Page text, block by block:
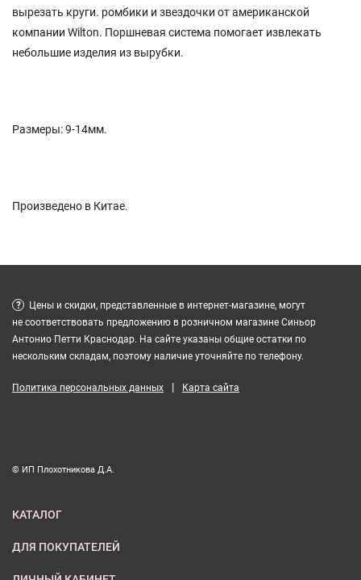
вырезать круги. ромбики и звездочки от американской
компании Wilton. Поршневая система помогает извлекать
небольшие изделия из вырубки.
Размеры: 9-14мм.
Произведено в Китае.
?
Цены и скидки, представленные в интернет-магазине, могут
не соответствовать предложению в розничном магазине Синьор
Антонио Петти Краснодар. На сайте указаны общие остатки по
нескольким складам, поэтому наличие уточняйте по телефону.
Политика персональных данных | Карта сайта
© ИП Плохотникова Д.А.
КАТАЛОГ
ДЛЯ ПОКУПАТЕЛЕЙ